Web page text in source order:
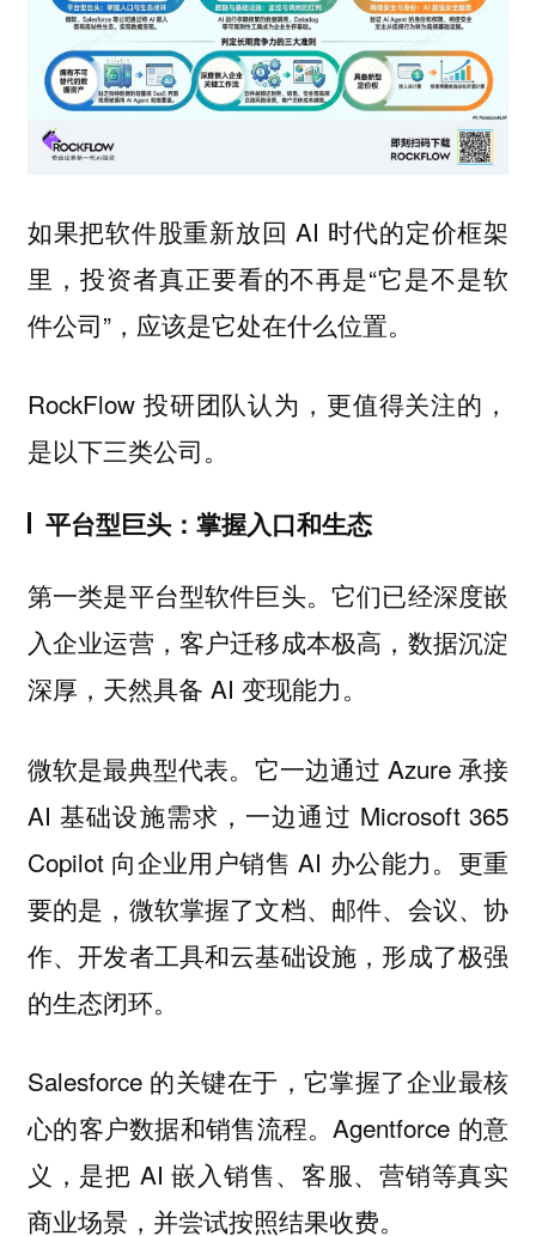
如果把软件股重新放回 AI 时代的定价框架
里，投资者真正要看的不再是“它是不是软
件公司”，应该是它处在什么位置。
RockFlow 投研团队认为，更值得关注的，
是以下三类公司。
平台型巨头：掌握入口和生态
第一类是平台型软件巨头。它们已经深度嵌
入企业运营，客户迁移成本极高，数据沉淀
深厚，天然具备 AI 变现能力。
微软是最典型代表。它一边通过 Azure 承接
AI 基础设施需求，一边通过 Microsoft 365
Copilot 向企业用户销售 AI 办公能力。更重
要的是，微软掌握了文档、邮件、会议、协
作、开发者工具和云基础设施，形成了极强
的生态闭环。
Salesforce 的关键在于，它掌握了企业最核
心的客户数据和销售流程。Agentforce 的意
义，是把 AI 嵌入销售、客服、营销等真实
商业场景，并尝试按照结果收费。